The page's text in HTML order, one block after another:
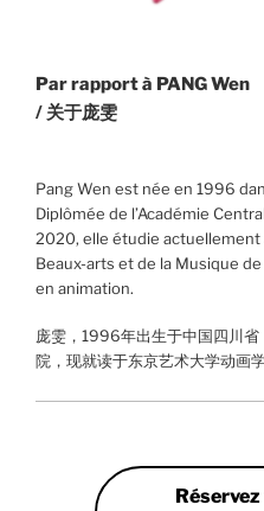
Par rapport à PANG Wen
/ 关于庞雯
Pang Wen est née en 1996
Diplômée de l’Académie
2020, elle étudie actuellement
Beaux-arts et de la Musique
en animation.
庞雯，1996年出生于中国四川
院，现就读于东京艺术大学动画学